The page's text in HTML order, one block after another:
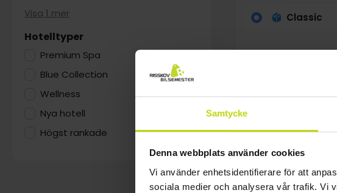
Samtycke
Denna webbplats använder cookies
Vi använder enhetsidentifierare för att
sociala medier och analysera vår trafik. Vi
Visa 1 mer
Hotelltyper
Premium Spa
Blue Collection
Wellness 1
Nya hotell
Högst rankade 10
Classic
aug pp